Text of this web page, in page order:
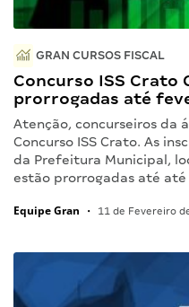
GRAN CURSOS FISCAL
Concurso ISS Crato
prorrogadas até
Atenção, concurseiros da
Concurso ISS Crato. As
da Prefeitura Municipal,
estão prorrogadas até
Equipe Gran • 11 de Fevereiro